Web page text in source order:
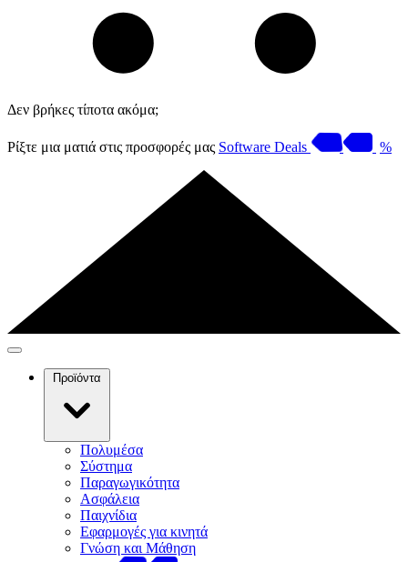
Δεν βρήκες τίποτα ακόμα;
Ρίξτε μια ματιά στις προσφορές μας Software Deals %
Προϊόντα
Πολυμέσα
Σύστημα
Παραγωγικότητα
Ασφάλεια
Παιχνίδια
Εφαρμογές για κινητά
Γνώση και Μάθηση